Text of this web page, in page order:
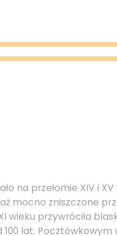
na przełomie XIV i
mocno zniszczone
wieku przywróciła
100 lat.